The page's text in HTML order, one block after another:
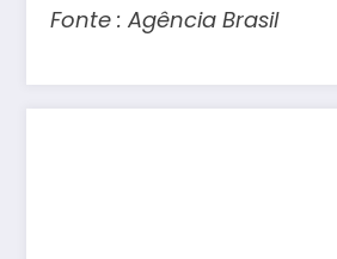
Fonte : Agência Brasil